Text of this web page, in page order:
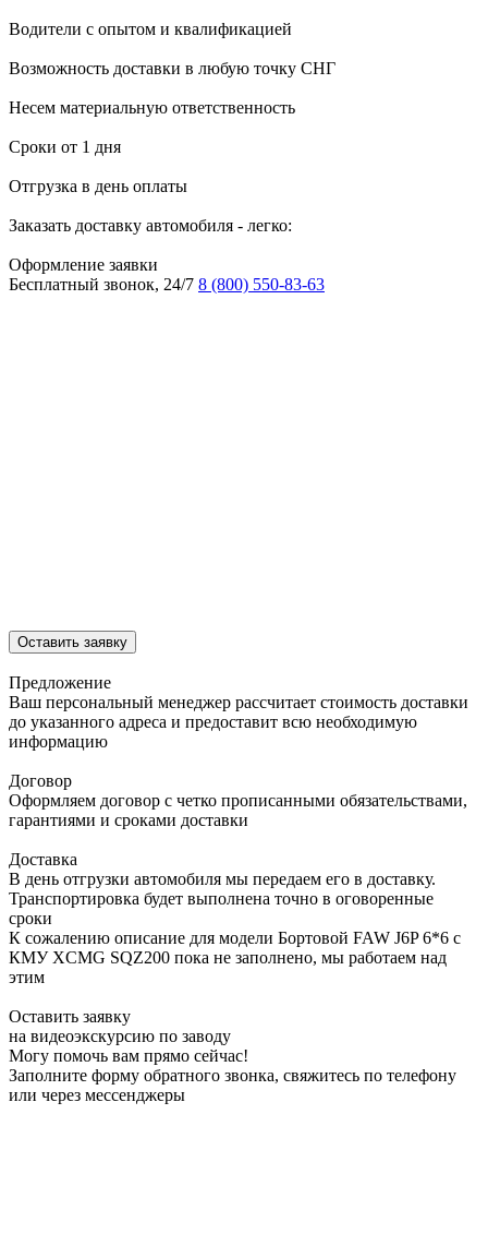
Водители с опытом и квалификацией
Возможность доставки в любую точку СНГ
Несем материальную ответственность
Сроки от 1 дня
Отгрузка в день оплаты
Заказать доставку автомобиля - легко:
Оформление заявки
Бесплатный звонок, 24/7 8 (800) 550-83-63
Оставить заявку
Предложение
Ваш персональный менеджер рассчитает стоимость доставки
до указанного адреса и предоставит всю необходимую
информацию
Договор
Оформляем договор с четко прописанными обязательствами,
гарантиями и сроками доставки
Доставка
В день отгрузки автомобиля мы передаем его в доставку.
Транспортировка будет выполнена точно в оговоренные
сроки
К сожалению описание для модели Бортовой FAW J6P 6*6 с
КМУ XCMG SQZ200 пока не заполнено, мы работаем над
этим
Оставить заявку
на видеоэкскурсию по заводу
Могу помочь вам прямо сейчас!
Заполните форму обратного звонка, свяжитесь по телефону
или через мессенджеры